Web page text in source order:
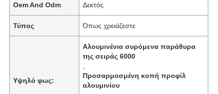
Oem And Odm Δεκτός
Τύπος Όπως χρειάζεστε
Υψηλό φως:
Αλουμινένια συρόμενα παράθυρα
της σειράς 6000
Προσαρμοσμένη κοπή προφίλ
αλουμινίου